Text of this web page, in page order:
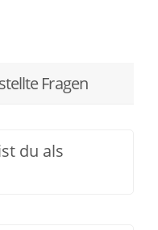
Fragen
du als